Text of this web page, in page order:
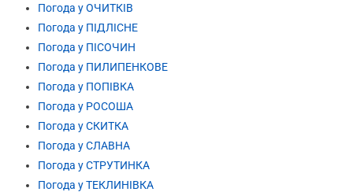
Погода у ОЧИТКІВ
Погода у ПІДЛІСНЕ
Погода у ПІСОЧИН
Погода у ПИЛИПЕНКОВЕ
Погода у ПОПІВКА
Погода у РОСОША
Погода у СКИТКА
Погода у СЛАВНА
Погода у СТРУТИНКА
Погода у ТЕКЛИНІВКА